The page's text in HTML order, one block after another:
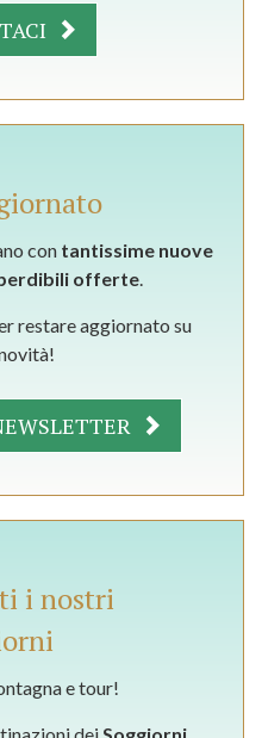
con tantissime nuove
offerte.
restare aggiornato su
i nostri
e tour!